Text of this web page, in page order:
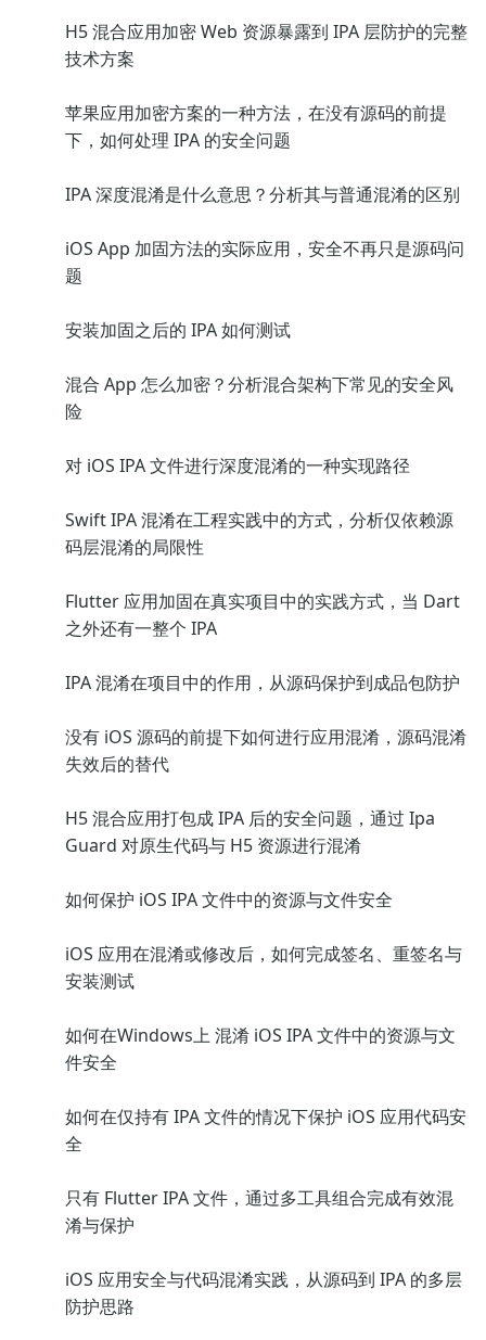
H5 混合应用加密 Web 资源暴露到 IPA 层防护的完整
技术方案
苹果应用加密方案的一种方法，在没有源码的前提
下，如何处理 IPA 的安全问题
IPA 深度混淆是什么意思？分析其与普通混淆的区别
iOS App 加固方法的实际应用，安全不再只是源码问
题
安装加固之后的 IPA 如何测试
混合 App 怎么加密？分析混合架构下常见的安全风
险
对 iOS IPA 文件进行深度混淆的一种实现路径
Swift IPA 混淆在工程实践中的方式，分析仅依赖源
码层混淆的局限性
Flutter 应用加固在真实项目中的实践方式，当 Dart
之外还有一整个 IPA
IPA 混淆在项目中的作用，从源码保护到成品包防护
没有 iOS 源码的前提下如何进行应用混淆，源码混淆
失效后的替代
H5 混合应用打包成 IPA 后的安全问题，通过 Ipa
Guard 对原生代码与 H5 资源进行混淆
如何保护 iOS IPA 文件中的资源与文件安全
iOS 应用在混淆或修改后，如何完成签名、重签名与
安装测试
如何在Windows上 混淆 iOS IPA 文件中的资源与文
件安全
如何在仅持有 IPA 文件的情况下保护 iOS 应用代码安
全
只有 Flutter IPA 文件，通过多工具组合完成有效混
淆与保护
iOS 应用安全与代码混淆实践，从源码到 IPA 的多层
防护思路